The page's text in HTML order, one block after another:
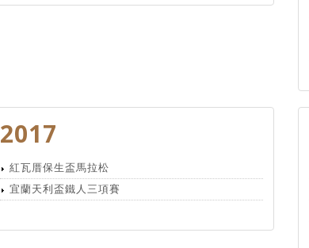
2017
紅瓦厝保生盃馬拉松
宜蘭天利盃鐵人三項賽